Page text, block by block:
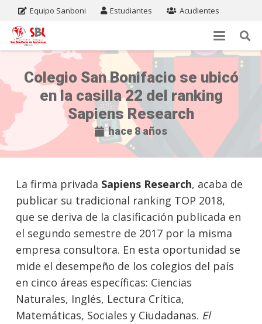
Equipo Sanboni Estudiantes Acudientes
Colegio San Bonifacio se ubicó
en la casilla 22 del ranking
Sapiens Research
hace 8 años
La firma privada Sapiens Research, acaba de
publicar su tradicional ranking TOP 2018,
que se deriva de la clasificación publicada en
el segundo semestre de 2017 por la misma
empresa consultora. En esta oportunidad se
mide el desempeño de los colegios del país
en cinco áreas específicas: Ciencias
Naturales, Inglés, Lectura Crítica,
Matemáticas, Sociales y Ciudadanas. El